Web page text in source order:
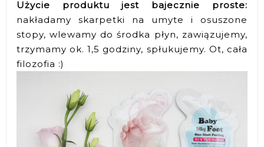
Użycie produktu jest bajecznie proste:
nakładamy skarpetki na umyte i osuszone
stopy, wlewamy do środka płyn, zawiązujemy,
trzymamy ok. 1,5 godziny, spłukujemy. Ot, cała
filozofia :)